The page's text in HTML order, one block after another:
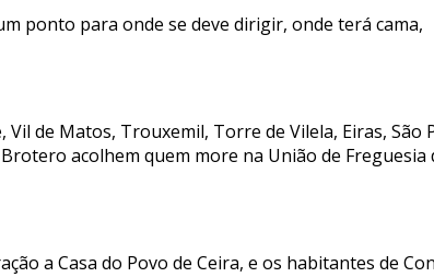
ponto para onde se deve dirigir, onde terá cama,
de Matos, Trouxemil, Torre de Vilela, Eiras, São
acolhem quem more na União de Freguesia
a Casa do Povo de Ceira, e os habitantes de